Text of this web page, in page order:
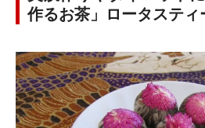
作るお茶」ロータスティ